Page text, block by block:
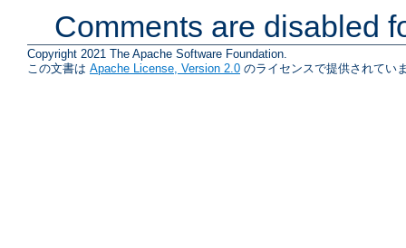
Comments are disabled
Copyright 2021 The Apache Software Foundation.
この文書は Apache License, Version 2.0 のライセンスで提供されてい